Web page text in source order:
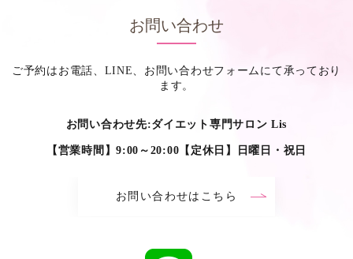
お問い合わせ
ご予約はお電話、LINE、お問い合わせフォームにて承っており
ます。
お問い合わせ先:ダイエット専門サロン Lis
【営業時間】9:00～20:00【定休日】日曜日・祝日
お問い合わせはこちら